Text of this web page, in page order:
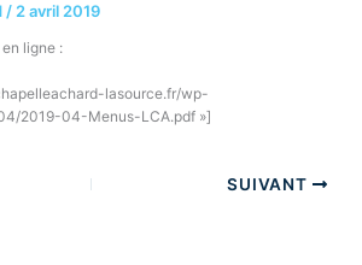
/ 2 avril 2019
en ligne :
lasource.fr/wp-
2019-04-Menus-LCA.pdf »]
SUIVANT